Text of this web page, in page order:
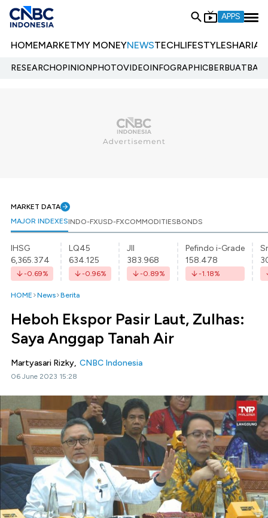
APPS
HOMEMARKETMY MONEYNEWSTECHLIFESTYLESHARIA
RESEARCHOPINIONPHOTOVIDEOINFOGRAPHIC
MARKET DATA
MAJOR INDEXESINDO-FXUSD-FXCOMMODITIESBONDS
IHSG
6,365.374
-0.69%
LQ45
634.125
-0.96%
JII
383.968
-0.89%
Pefindo i-Grade
158.478
-1.18%
HOME News Berita
Heboh Ekspor Pasir Laut, Zulhas:
Saya Anggap Tanah Air
Martyasari Rizky, CNBC Indonesia
06 June 2023 15:28